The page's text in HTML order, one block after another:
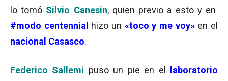
lo tomó Silvio Canesin, quien previo a esto y en
#modo centennial
hizo un «toco y me voy»en el
nacional Casasco.
Federico Sallemi puso un pie en el
laboratorio